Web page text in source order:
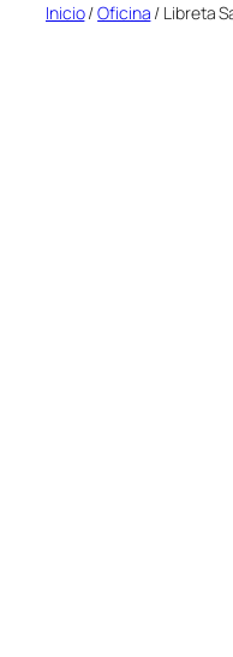
Inicio/Oficina / Libreta